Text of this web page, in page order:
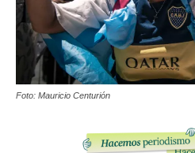
Foto: Mauricio Centurión